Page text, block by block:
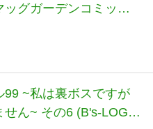
ッグガーデンコミック
99 ~私は裏ボスですが
せん~ その6 (B's-LOG